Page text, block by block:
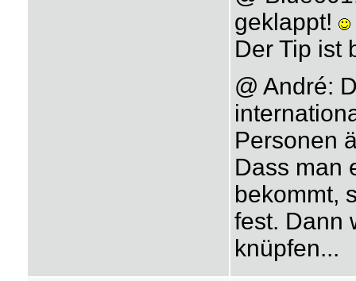
geklappt!
Der Tip ist
@ André:
Personen
Dass man
bekommt,
fest. Dann
knüpfen...